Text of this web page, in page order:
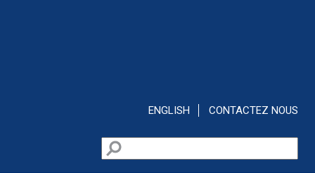
ENGLISH CONTACTEZ NOUS
Formulaire de recherche
Rechercher